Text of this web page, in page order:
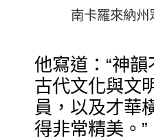
南卡羅來納
他寫道：“神
古代文化與文
員，以及才華
得非常精美。”